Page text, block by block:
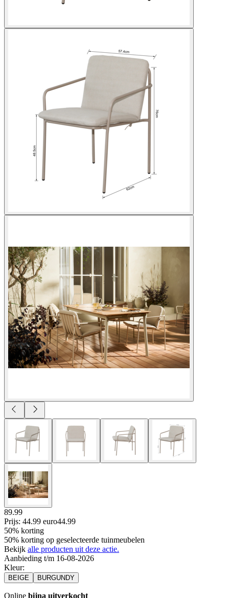
89.99
Prijs: 44.99 euro44.99
50% korting
50% korting op geselecteerde tuinmeubelen
Bekijk alle producten uit deze actie.
Aanbieding t/m 16-08-2026
Kleur:
BEIGE BURGUNDY
Online bijna uitverkocht